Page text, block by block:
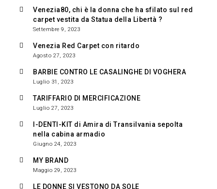
Venezia80, chi è la donna che ha sfilato sul red
carpet vestita da Statua della Libertà ?
Settembre 9, 2023
Venezia Red Carpet con ritardo
Agosto 27, 2023
BARBIE CONTRO LE CASALINGHE DI VOGHERA
Luglio 31, 2023
TARIFFARIO DI MERCIFICAZIONE
Luglio 27, 2023
I-DENTI-KIT di Amira di Transilvania sepolta
nella cabina armadio
Giugno 24, 2023
MY BRAND
Maggio 29, 2023
LE DONNE SI VESTONO DA SOLE